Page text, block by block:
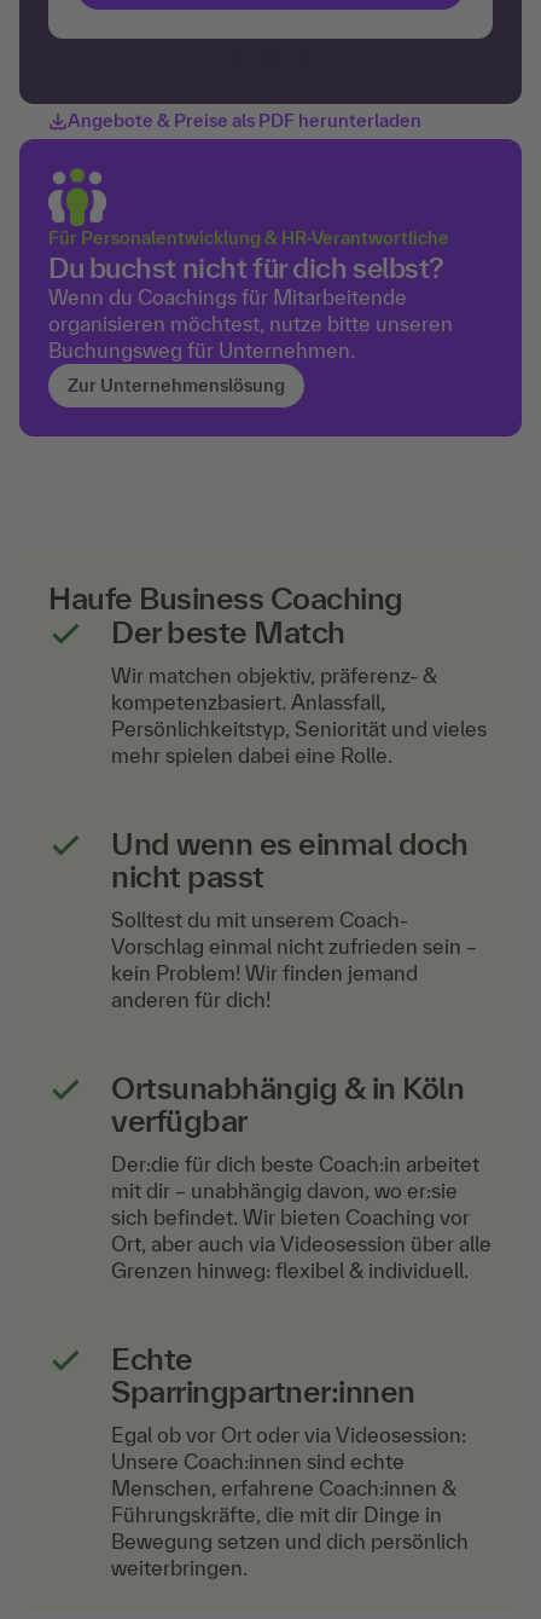
Angebote & Preise als PDF herunterladen
Für Personalentwicklung & HR-Verantwortliche
Du buchst nicht für dich selbst?
Wenn du Coachings für Mitarbeitende
organisieren möchtest, nutze bitte unseren
Buchungsweg für Unternehmen.
Zur Unternehmens­lösung
Haufe Business Coaching
Der beste Match
Wir matchen objektiv, präferenz- &
kompetenzbasiert. Anlassfall,
Persönlichkeitstyp, Seniorität und vieles
mehr spielen dabei eine Rolle.
Und wenn es einmal doch
nicht passt
Solltest du mit unserem Coach-
Vorschlag einmal nicht zufrieden sein –
kein Problem! Wir finden jemand
anderen für dich!
Ortsunabhängig & in Köln
verfügbar
Der:die für dich beste Coach:in arbeitet
mit dir – unabhängig davon, wo er:sie
sich befindet. Wir bieten Coaching vor
Ort, aber auch via Videosession über alle
Grenzen hinweg: flexibel & individuell.
Echte
Sparringpartner:innen
Egal ob vor Ort oder via Videosession:
Unsere Coach:innen sind echte
Menschen, erfahrene Coach:innen &
Führungskräfte, die mit dir Dinge in
Bewegung setzen und dich persönlich
weiterbringen.